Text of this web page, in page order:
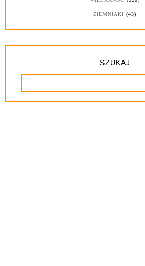
ZIEMNIAKI (43)
SZUKAJ